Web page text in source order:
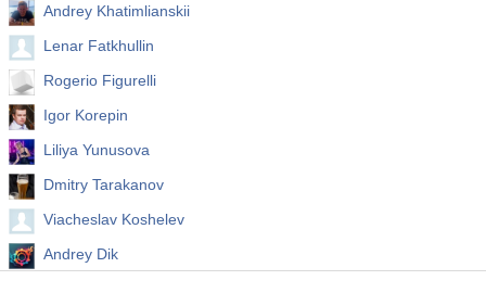
Andrey Khatimlianskii
Lenar Fatkhullin
Rogerio Figurelli
Igor Korepin
Liliya Yunusova
Dmitry Tarakanov
Viacheslav Koshelev
Andrey Dik